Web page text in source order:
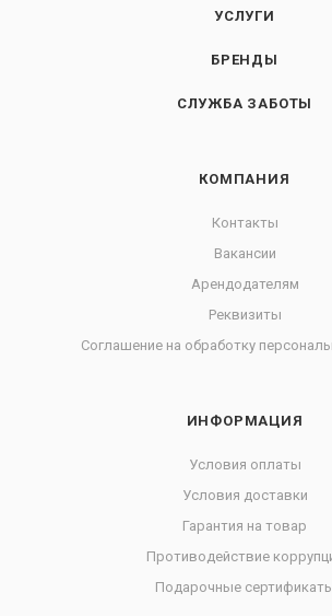
УСЛУГИ
БРЕНДЫ
СЛУЖБА ЗАБОТЫ
КОМПАНИЯ
Контакты
Вакансии
Арендодателям
Реквизиты
Соглашение на обработку
ИНФОРМАЦИЯ
Условия оплаты
Условия доставки
Гарантия на товар
Противодействие
Подарочные